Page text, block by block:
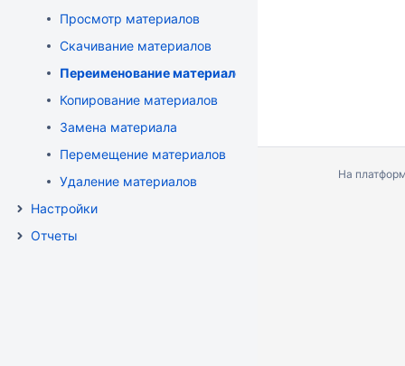
Просмотр материалов
Скачивание материалов
Переименование материалов
Копирование материалов
Замена материала
Перемещение материалов
Удаление материалов
Настройки
Отчеты
На